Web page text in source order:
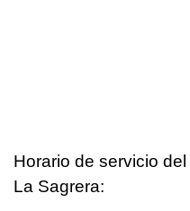
Horario de servicio
La Sagrera: